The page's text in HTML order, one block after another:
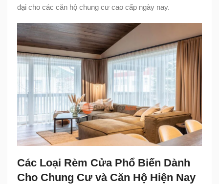
đại cho các căn hộ chung cư cao cấp ngày nay.
Các Loại Rèm Cửa Phổ Biến Dành
Cho Chung Cư và Căn Hộ Hiện Nay